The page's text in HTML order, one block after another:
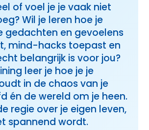
of voel je je vaak niet
Wil je leren hoe je
gedachten en gevoelens
mind-hacks toepast en
belangrijk is voor jou?
leer je hoe je je
in de chaos van je
én de wereld om je heen.
regie over je eigen leven,
spannend wordt.